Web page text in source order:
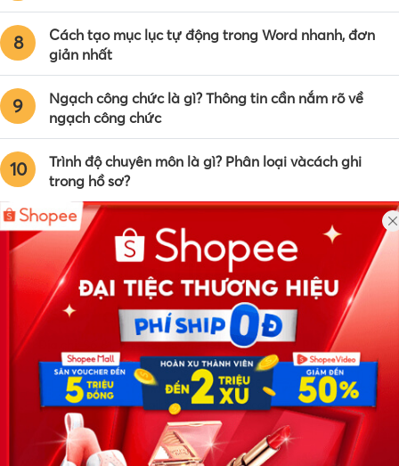
8
Cách tạo mục lục tự động trong Word nhanh, đơn
giản nhất
9
Ngạch công chức là gì? Thông tin cần nắm rõ về
ngạch công chức
10
Trình độ chuyên môn là gì? Phân loại vàcách ghi
trong hồ sơ?
Công ty TNHH Eyeplus Online
Địa chỉ: Số 81, ngõ 68, đường Cầu Giấy, Tổ 05, Phường Quan
Hoa, Quận Cầu Giấy, TP Hà Nội, Việt Nam
SĐT: 0981 448 766
Email:
hotro@timviec.com.vn
VỀ CHÚNG TÔI